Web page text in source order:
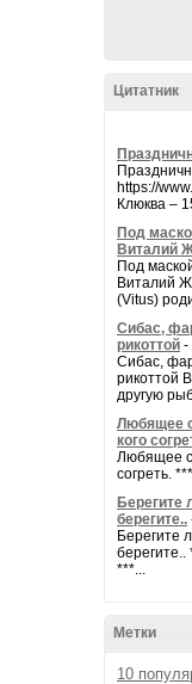
Цитатник
https://
Клюква –
Под
Виталий
Под
Виталий
(Vitus)
Сибас,
рикоттой -
Сибас,
рикоттой
другую
Любящее
кого
Любящее
согреть.
Берегите
берегите..
Берегите
берегите..
***...
Метки
10